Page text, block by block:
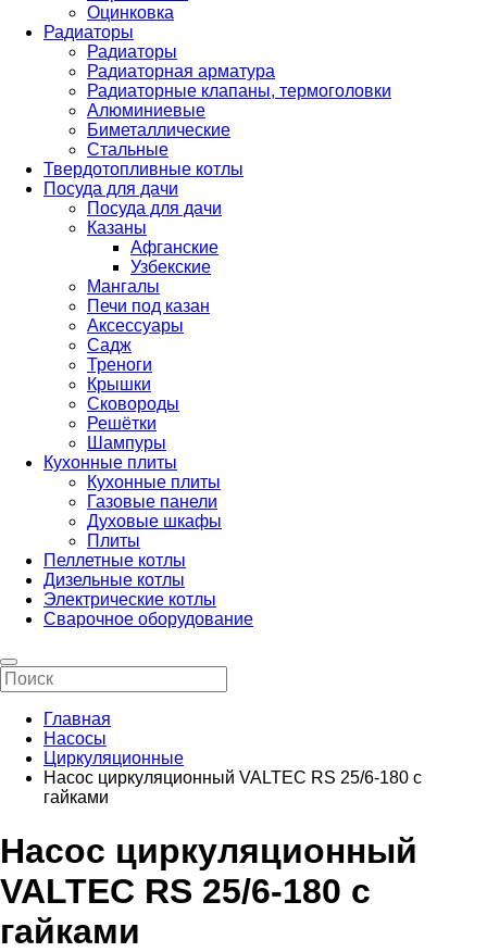
Оцинковка
Радиаторы
Радиаторы
Радиаторная арматура
Радиаторные клапаны, термоголовки
Алюминиевые
Биметаллические
Стальные
Твердотопливные котлы
Посуда для дачи
Посуда для дачи
Казаны
Афганские
Узбекские
Мангалы
Печи под казан
Аксессуары
Садж
Треноги
Крышки
Сковороды
Решётки
Шампуры
Кухонные плиты
Кухонные плиты
Газовые панели
Духовые шкафы
Плиты
Пеллетные котлы
Дизельные котлы
Электрические котлы
Сварочное оборудование
Главная
Насосы
Циркуляционные
Насос циркуляционный VALTEC RS 25/6-180 с
гайками
Насос циркуляционный
VALTEC RS 25/6-180 с
гайками